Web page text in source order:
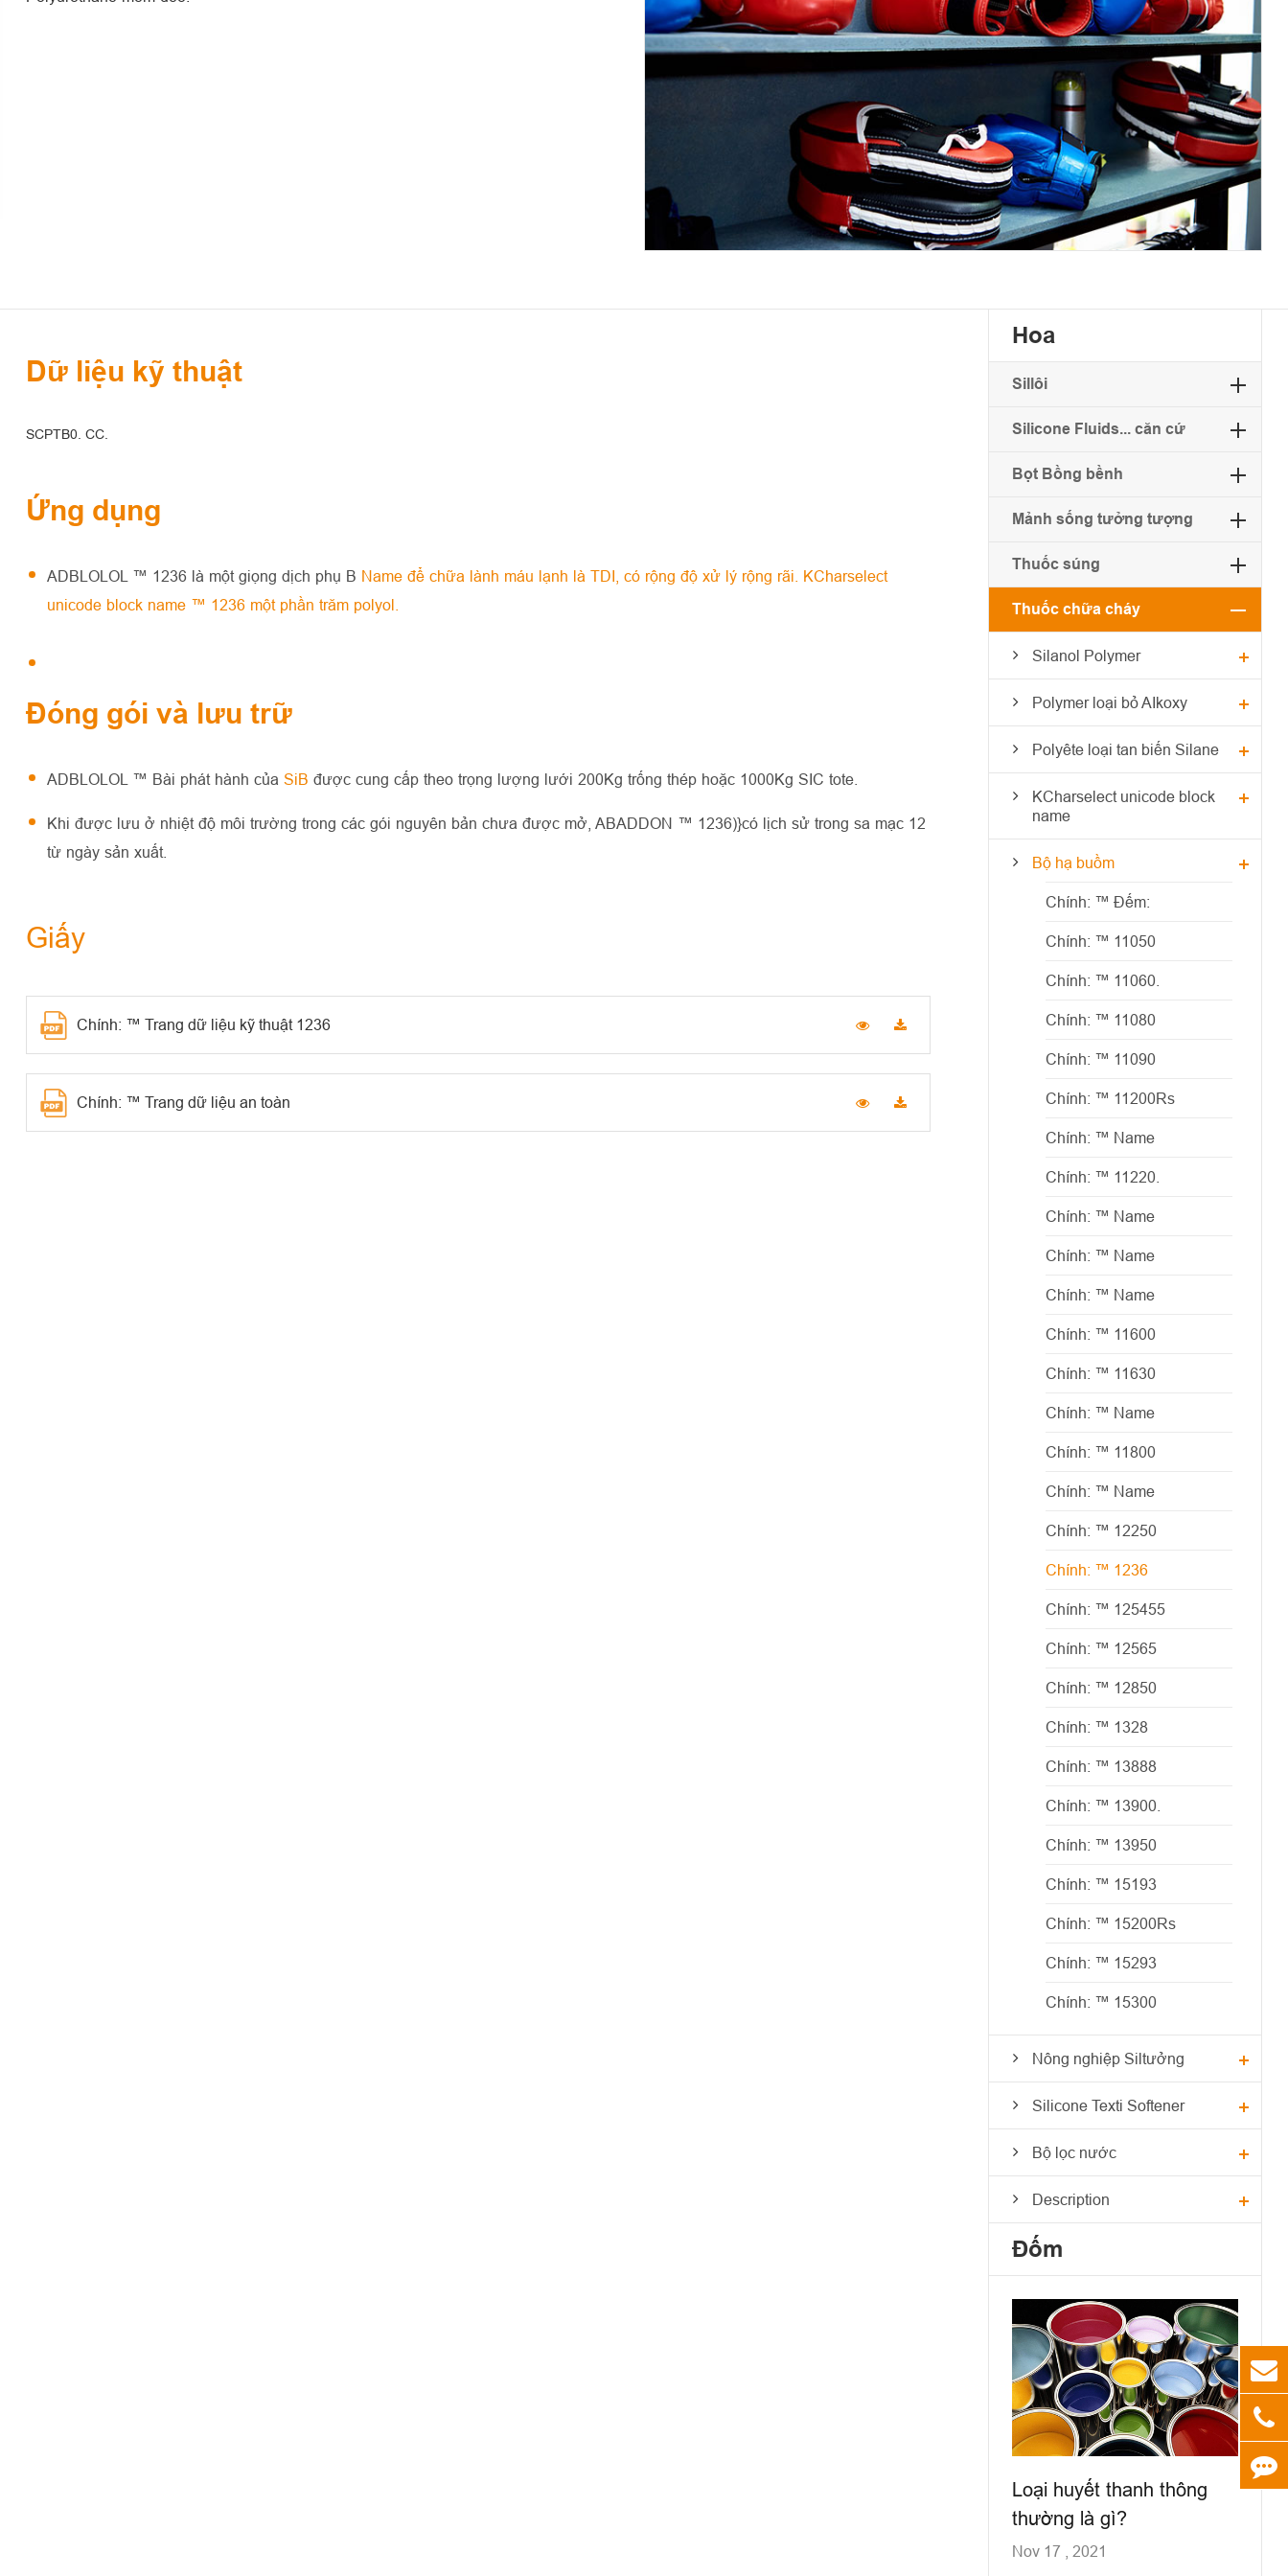
Dữ liệu kỹ thuật
SCPTB0. CC.
Ứng dụng
ADBLOLOL ™ 1236 là một giọng dịch phụ B Name để chữa lành máu lạnh là TDI, có rộng độ xử lý rộng rãi. KCharselect
unicode block name ™ 1236 một phần trăm polyol.
Đóng gói và lưu trữ
ADBLOLOL ™ Bài phát hành của SiB được cung cấp theo trọng lượng lưới 200Kg trống thép hoặc 1000Kg SIC tote.
Khi được lưu ở nhiệt độ môi trường trong các gói nguyên bản chưa được mở, ABADDON ™ 1236)}có lịch sử trong sa mạc 12
từ ngày sản xuất.
Giấy
Chính: ™ Trang dữ liệu kỹ thuật 1236
Chính: ™ Trang dữ liệu an toàn
Hoa
Sillôi
Silicone Fluids... căn cứ
Bọt Bồng bềnh
Mảnh sống tưởng tượng
Thuốc súng
Thuốc chữa cháy
Silanol Polymer
Polymer loại bỏ AIkoxy
Polyête loại tan biến Silane
KCharselect unicode block
name
Bộ hạ buồm
Chính: ™ Đếm:
Chính: ™ 11050
Chính: ™ 11060.
Chính: ™ 11080
Chính: ™ 11090
Chính: ™ 11200Rs
Chính: ™ Name
Chính: ™ 11220.
Chính: ™ Name
Chính: ™ Name
Chính: ™ Name
Chính: ™ 11600
Chính: ™ 11630
Chính: ™ Name
Chính: ™ 11800
Chính: ™ Name
Chính: ™ 12250
Chính: ™ 1236
Chính: ™ 125455
Chính: ™ 12565
Chính: ™ 12850
Chính: ™ 1328
Chính: ™ 13888
Chính: ™ 13900.
Chính: ™ 13950
Chính: ™ 15193
Chính: ™ 15200Rs
Chính: ™ 15293
Chính: ™ 15300
Nông nghiệp Siltưởng
Silicone Texti Softener
Bộ lọc nước
Description
Đốm
Loại huyết thanh thông
thường là gì?
Nov 17 , 2021